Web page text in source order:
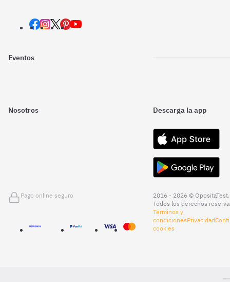
Eventos
Nosotros Descarga la app
Pago online seguro
2016 - 2026 © OpositaTest.
Todos los derechos
Términos y
condicionesPrivacidad
cookies